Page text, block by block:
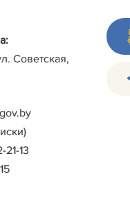
Советская,
21-13